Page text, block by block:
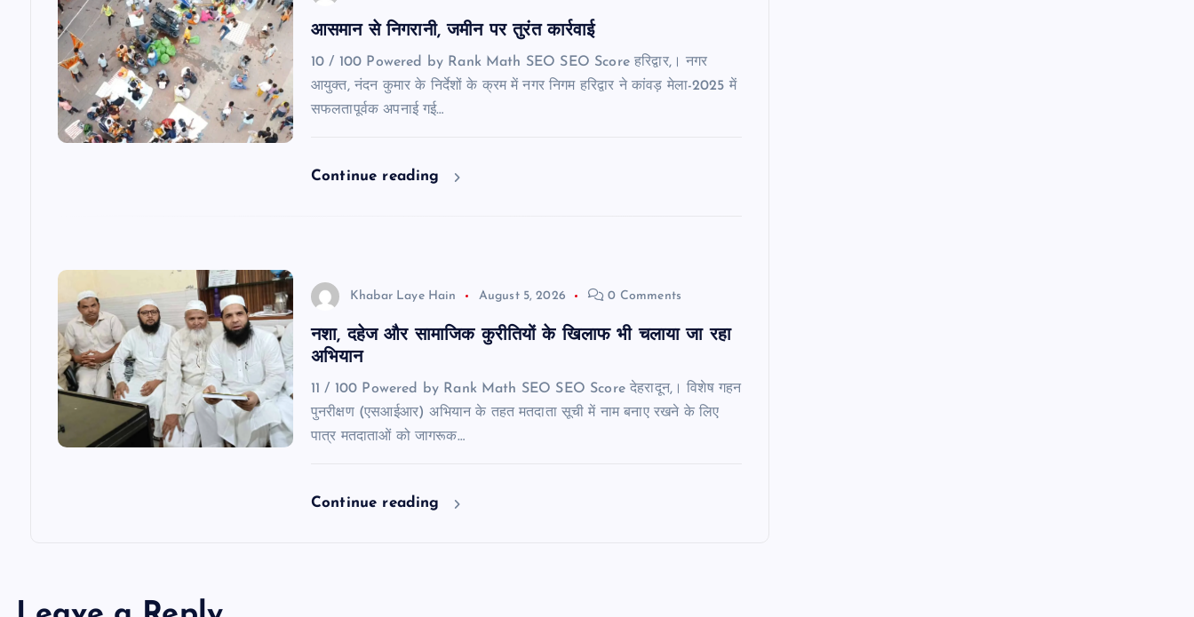
आसमान से निगरानी, जमीन पर तुरंत कार्रवाई
10 / 100 Powered by Rank Math SEO SEO Score हरिद्वार,। नगर
आयुक्त, नंदन कुमार के निर्देशों के क्रम में नगर निगम हरिद्वार ने कांवड़ मेला-2025 में
सफलतापूर्वक अपनाई गई…
Continue reading
Khabar Laye Hain August 5, 2026 0 Comments
नशा, दहेज और सामाजिक कुरीतियों के खिलाफ भी चलाया जा रहा
अभियान
11 / 100 Powered by Rank Math SEO SEO Score देहरादून,। विशेष गहन
पुनरीक्षण (एसआईआर) अभियान के तहत मतदाता सूची में नाम बनाए रखने के लिए
पात्र मतदाताओं को जागरूक…
Continue reading